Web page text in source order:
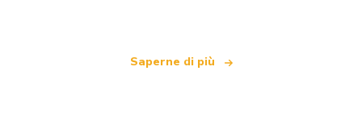
Saperne di più